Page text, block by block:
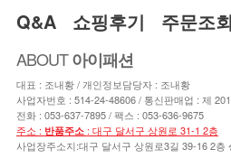
Q&A 쇼핑후기 주문조회
ABOUT아이패션
대표 : 조내황 / 개인정보담당자 : 조내황
사업자번호 : 514-24-48606 / 통신판매업 : 제
전화 : 053-637-7895/ 팩스 : 053-636-9675
주소 : 반품주소 : 대구 달서구 상원로 31-1 2층
사업장주소지:대구 달서구 상원로3길 39-16 2층